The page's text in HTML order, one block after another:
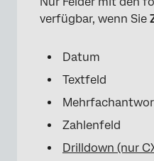
verfügbar, wenn Sie
Datum
Textfeld
Zahlenfeld
Drilldown (nur